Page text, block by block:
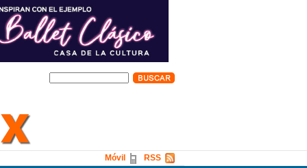
RSS
Móvil